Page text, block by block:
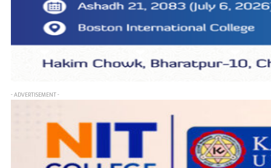
- ADVERTISEMENT -